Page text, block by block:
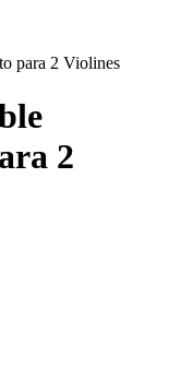
para 2 Violines
2